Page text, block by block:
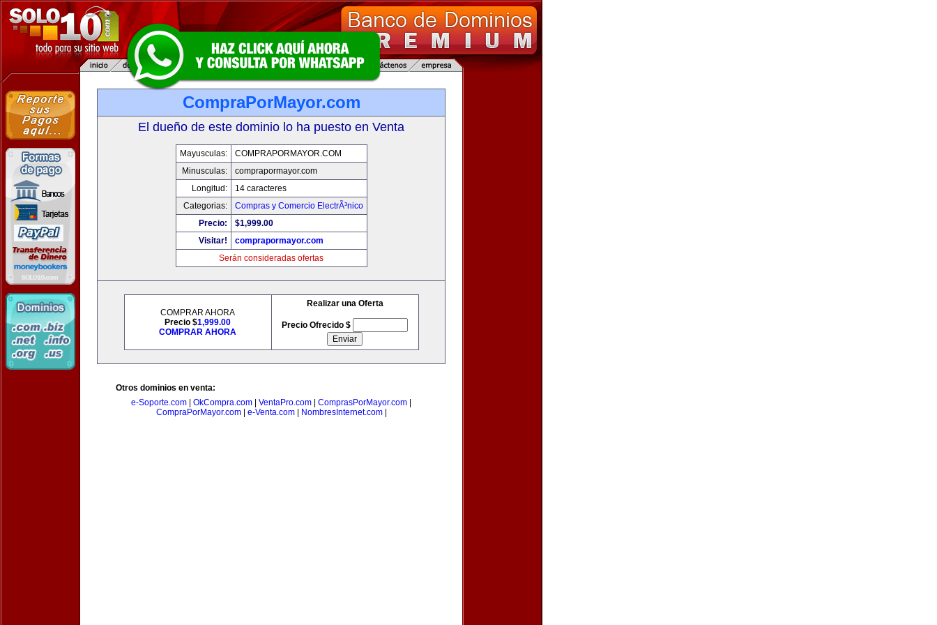
CompraPorMayor.com
El dueño de este dominio lo ha puesto en Venta
Mayusculas:
COMPRAPORMAYOR.COM
Minusculas:
comprapormayor.com
Longitud:
14 caracteres
Categorias:
Compras y Comercio ElectrÃ³nico
Precio:
$1,999.00
Visitar!
comprapormayor.com
Serán consideradas ofertas
COMPRAR AHORA
Precio $1,999.00
COMPRAR AHORA
Realizar una Oferta
Precio Ofrecido $
Otros dominios en venta:
e-Soporte.com
OkCompra.com VentaPro.com ComprasPorMayor.com
CompraPorMayor.com| e-Venta.com| NombresInternet.com|